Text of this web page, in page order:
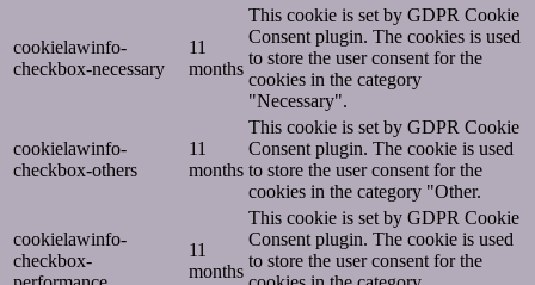
cookielawinfo-
checkbox-necessary
11
months
This cookie is set by GDPR Cookie
Consent plugin. The cookies is used
to store the user consent for the
cookies in the category
"Necessary".
cookielawinfo-
checkbox-others
11
months
This cookie is set by GDPR Cookie
Consent plugin. The cookie is used
to store the user consent for the
cookies in the category "Other.
cookielawinfo-
checkbox-
11
months
This cookie is set by GDPR Cookie
Consent plugin. The cookie is used
to store the user consent for the